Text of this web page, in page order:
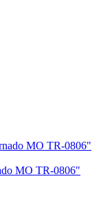
MO TR-0806"